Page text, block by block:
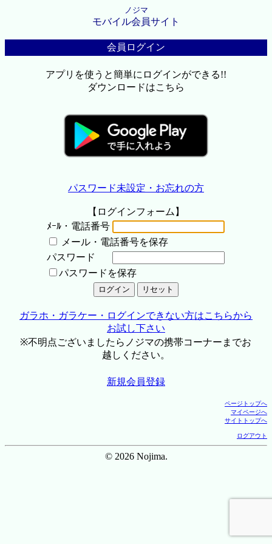
ノジマ
モバイル会員サイト
会員ログイン
アプリを使うと簡単にログインができる!!
ダウンロードはこちら
パスワード未設定・お忘れの方
【ログインフォーム】
ﾒｰﾙ・電話番号
メール・電話番号を保存
パスワード
パスワードを保存
ガラホ・ガラケー・ログインできない方はこちらから
お試し下さい
※不明点ございましたらノジマの携帯コーナーまでお
越しください。
新規会員登録
ページトップへ
マイページへ
サイトトップへ
ログアウト
© 2026 Nojima.